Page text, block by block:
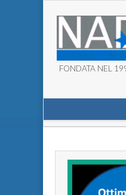
FONDATA NEL
MAIN MENU
SUB MENU